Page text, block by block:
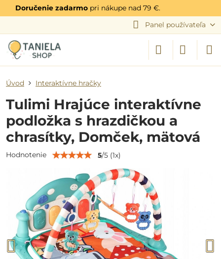
Doručenie zadarmo pri nákupe nad 79 €.
Panel používateľa
Úvod Interaktívne hračky
Tulimi Hrajúce interaktívne
podložka s hrazdičkou a
chrasítky, Domček, mätová
Hodnotenie 5/5 (1x)